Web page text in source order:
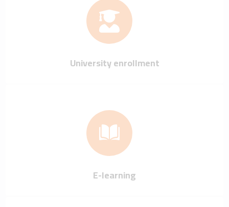
University enrollment
E-learning